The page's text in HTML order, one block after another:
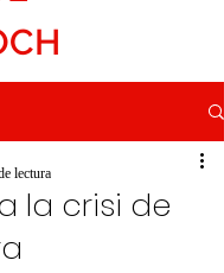
la crisi de
lectura